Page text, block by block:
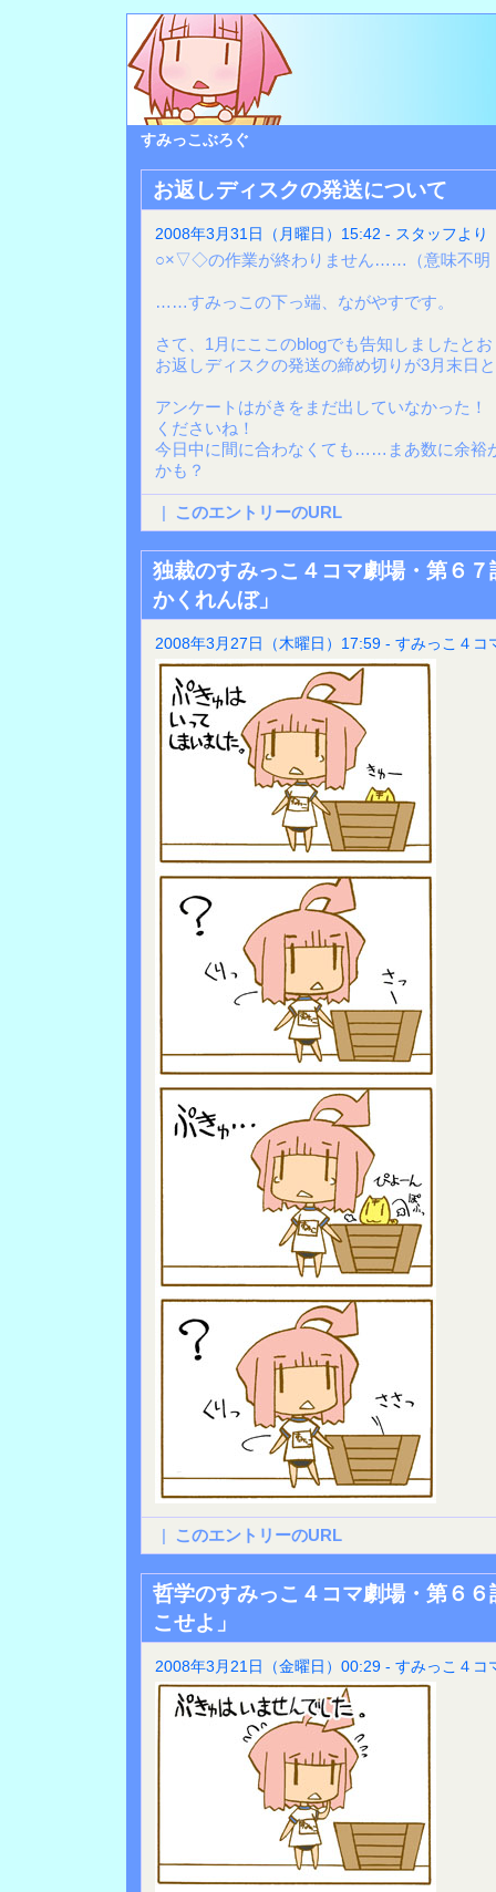
すみっこぶろぐ
お返しディスクの発送について
2008年3月31日（月曜日）15:42 - スタッフより
○×▽◇の作業が終わりません……（意味不明
……すみっこの下っ端、ながやすです。
さて、1月にここのblogでも告知しましたと
お返しディスクの発送の締め切りが3月末日
アンケートはがきをまだ出していなかった
くださいね！
今日中に間に合わなくても……まあ数に余
かも？
| このエントリーのURL
独裁のすみっこ４コマ劇場・第６
かくれんぼ」
2008年3月27日（木曜日）17:59 - すみっこ４コ
| このエントリーのURL
哲学のすみっこ４コマ劇場・第６
こせよ」
2008年3月21日（金曜日）00:29 - すみっこ４コ